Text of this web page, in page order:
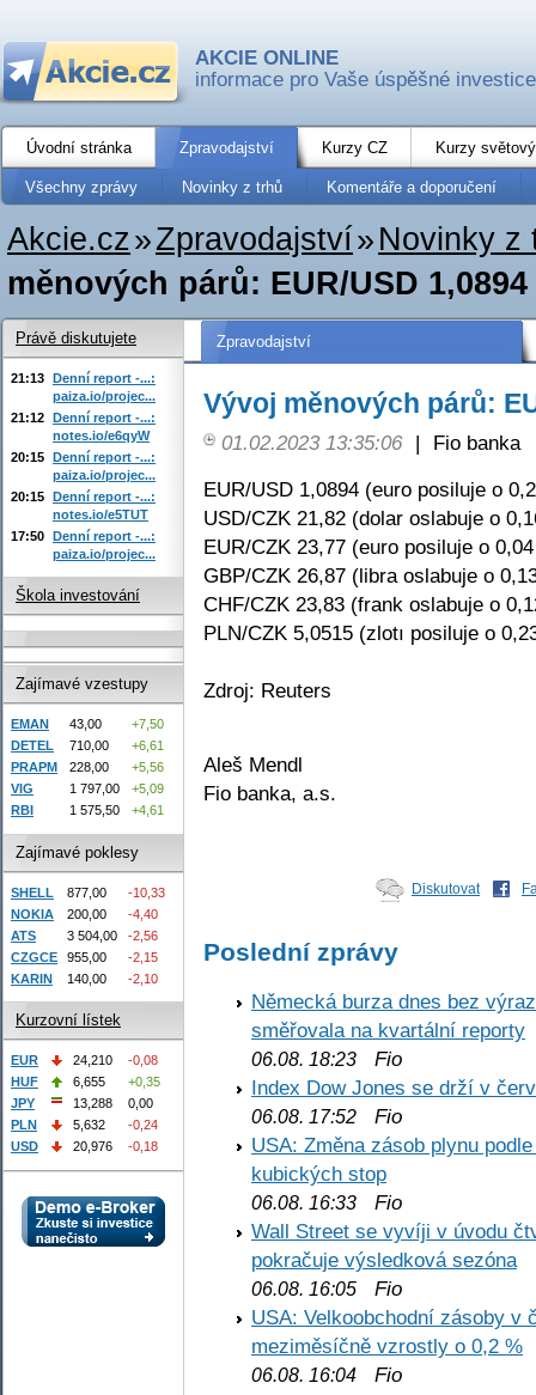
AKCIE ONLINE
informace pro Vaše úspěšné investice
Úvodní stránka Zpravodajství Kurzy CZ Kurzy
Všechny zprávy Novinky z trhů Komentáře a doporučení
Akcie.cz»Zpravodajství» Novinky z
měnových párů: EUR/USD 1,0894
Zpravodajství
Vývoj měnových párů:
01.02.2023 13:35:06 |
Fio banka
EUR/USD 1,0894 (euro posiluje o
USD/CZK 21,82 (dolar oslabuje o
EUR/CZK 23,77 (euro posiluje o
GBP/CZK 26,87 (libra oslabuje o
CHF/CZK 23,83 (frank oslabuje o
PLN/CZK 5,0515 (zlotı posiluje o
Zdroj: Reuters
Aleš Mendl
Fio banka, a.s.
Diskutovat
Poslední zprávy
Německá burza dnes bez
směřovala na kvartální reporty
06.08. 18:23 Fio
Index Dow Jones se drží v
06.08. 17:52 Fio
USA: Změna zásob plynu
kubických stop
06.08. 16:33 Fio
Wall Street se vyvíji v úvodu
pokračuje výsledková sezóna
06.08. 16:05 Fio
USA: Velkoobchodní zásoby v
meziměsíčně vzrostly o 0,2 %
06.08. 16:04 Fio
Právě diskutujete
21:13 Denní report -...:
paiza.io/projec...
21:12 Denní report -...:
notes.io/e6qyW
20:15 Denní report -...:
paiza.io/projec...
20:15 Denní report -...:
notes.io/e5TUT
17:50 Denní report -...:
paiza.io/projec...
Škola investování
Zajímavé vzestupy
EMAN 43,00
+7,50
DETEL
710,00
+6,61
PRAPM
228,00
+5,56
VIG
1 797,00
+5,09
RBI
1 575,50 +4,61
Zajímavé poklesy
SHELL 877,00
-10,33
NOKIA
200,00
-4,40
ATS
3 504,00
-2,56
CZGCE
955,00
-2,15
KARIN
140,00 -2,10
Kurzovní lístek
EUR 24,210
-0,08
HUF
6,655
+0,35
JPY
13,288
0,00
PLN
5,632
-0,24
USD
20,976 -0,18